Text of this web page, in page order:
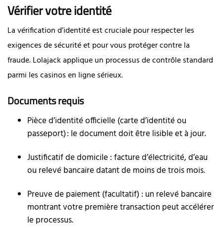
Vérifier votre identité
La vérification d’identité est cruciale pour respecter les
exigences de sécurité et pour vous protéger contre la
fraude. Lolajack applique un processus de contrôle standard
parmi les casinos en ligne sérieux.
Documents requis
Pièce d’identité officielle (carte d’identité ou
passeport) : le document doit être lisible et à jour.
Justificatif de domicile : facture d’électricité, d’eau
ou relevé bancaire datant de moins de trois mois.
Preuve de paiement (facultatif) : un relevé bancaire
montrant votre première transaction peut accélérer
le processus.